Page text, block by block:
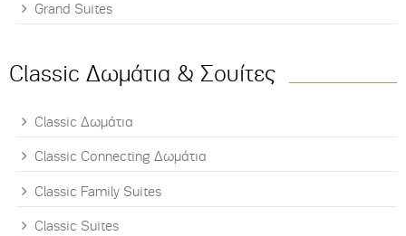
Grand Suites
Classic Δωμάτια & Σουίτες
Classic Δωμάτια
Classic Connecting Δωμάτια
Classic Family Suites
Classic Suites